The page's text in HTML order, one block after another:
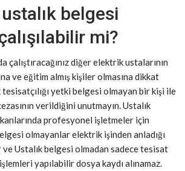
belgesi
mi?
çalıştıracağınız diğer elektrik ustalarının
ve eğitim almış kişiler olmasına dikkat
yetki belgesi olmayan bir kişi ile
verildiğini unutmayın. Ustalık
profesyonel işletmeler için
olmayanlar elektrik işinden anladığı
Ustalık belgesi olmadan sadece tesisat
yapılabilir dosya kaydı alınamaz.